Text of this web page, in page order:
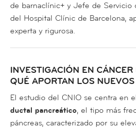
de barnaclínic+ y Jefe de Servicio
del Hospital Clínic de Barcelona,
experta y rigurosa.
INVESTIGACIÓN EN
QUÉ APORTAN LOS
El estudio del CNIO se centra en
ductal pancreático, el tipo más
páncreas, caracterizado por su